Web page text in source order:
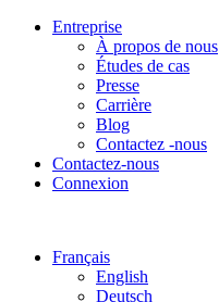
Entreprise
À propos de nous
Études de cas
Presse
Carrière
Blog
Contactez -nous
Contactez-nous
Connexion
Français
English
Deutsch